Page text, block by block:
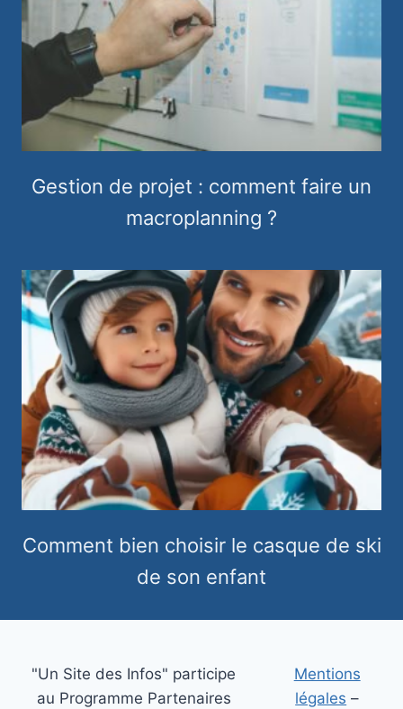
Gestion de projet : comment faire un
macroplanning ?
Comment bien choisir le casque de ski
de son enfant
"Un Site des Infos" participe
au Programme Partenaires
Mentions
légales –